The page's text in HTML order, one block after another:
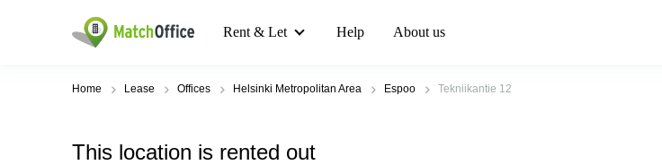
Rent & Let Help About us
Home Lease Offices Helsinki Metropolitan Area Espoo Tekniikantie 12
This location is rented out